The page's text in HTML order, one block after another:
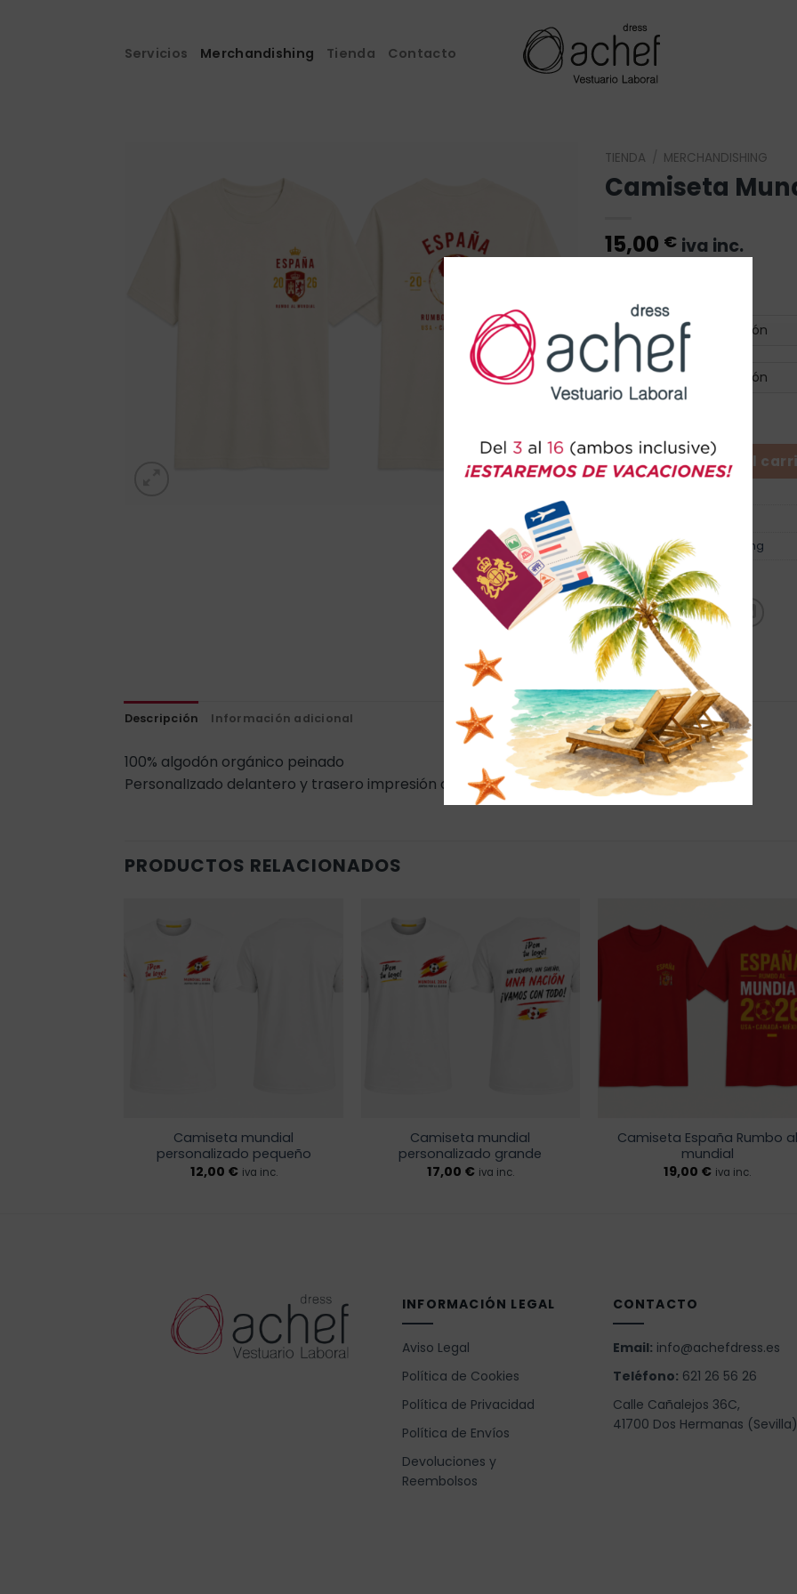
Servicios Merchandishing Tienda Contacto
TIENDA MERCHANDISHING
Camiseta
15,00 € iva inc.
Color
Talla
Añadir al
Categoría:Merchandishing
Marca:Sol´s
Descripción Información adicional
100% algodón orgánico peinado
PersonalIzado delantero y trasero impresión dtf
PRODUCTOS RELACIONADOS
Camiseta mundial
personalizado pequeño
12,00 € iva inc.
Añadir
a la
lista de
deseos
Camiseta mundial
personalizado grande
17,00 € iva inc.
a la
lista
Camiseta España Rumbo al
mundial
19,00 € iva inc.
INFORMACIÓN LEGAL
Aviso Legal
Política de Cookies
Política de Privacidad
Política de Envíos
Devoluciones y
Reembolsos
CONTACTO
Email: info@achefdress.es
Teléfono: 621 26 56 26
Calle Cañalejos 36C,
41700 Dos Hermanas (Sevilla)